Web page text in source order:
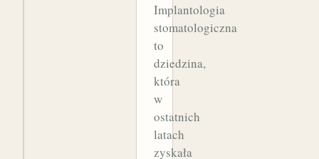
Implantologia
stomatologiczna
to
dziedzina,
która
w
ostatnich
latach
zyskała